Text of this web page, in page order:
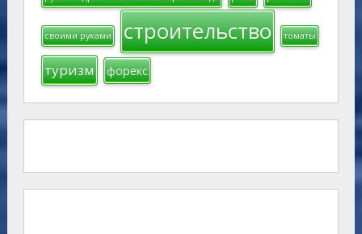
своими руками строительство томаты
туризм форекс